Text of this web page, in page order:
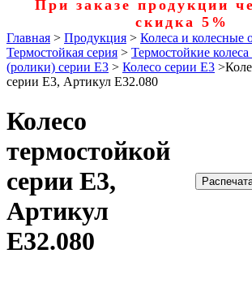
При заказе продукции
скидка 5%
Главная > Продукция > Колеса и колесные
Термостойкая серия > Термостойкие
(ролики) серии Е3 > Колесо серии E3 >
серии Е3, Артикул Е32.080
Колесо
термостойкой
серии Е3,
Артикул
Е32.080